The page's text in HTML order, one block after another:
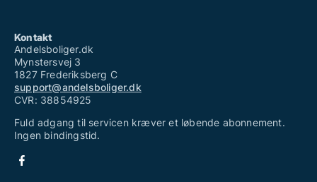
Kontakt
Andelsboliger.dk
Mynstersvej 3
1827 Frederiksberg C
support@andelsboliger.dk
CVR: 38854925
Fuld adgang til servicen kræver et løbende abonnement.
Ingen bindingstid.